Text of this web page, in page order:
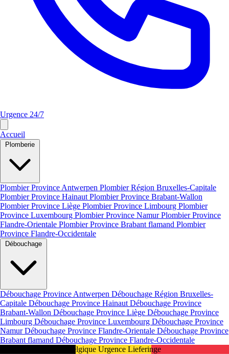
Urgence 24/7
Accueil
Plombier Province Antwerpen Plombier Région Bruxelles-Capitale
Plombier Province Hainaut Plombier Province Brabant-Wallon
Plombier Province Liège Plombier Province Limbourg Plombier
Province Luxembourg Plombier Province NamurPlombier Province
Flandre-Orientale Plombier Province Brabant flamand Plombier
Province Flandre-Occidentale
Débouchage Province Antwerpen Débouchage Région Bruxelles-
Capitale Débouchage Province Hainaut Débouchage Province
Brabant-Wallon Débouchage Province Liège Débouchage Province
Limbourg Débouchage Province Luxembourg Débouchage Province
NamurDébouchage Province Flandre-Orientale Débouchage Province
Brabant flamand Débouchage Province Flandre-Occidentale
Intervention 24/7 en Belgique Urgence Lieferinge